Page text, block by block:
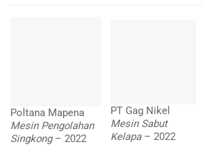
Poltana Mapena
Mesin Pengolahan
Singkong – 2022
PT Gag Nikel
Mesin Sabut
Kelapa – 2022